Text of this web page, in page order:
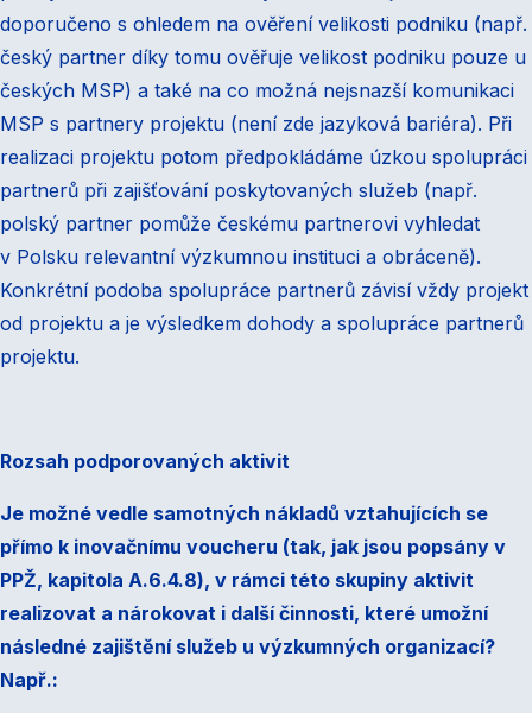
doporučeno s ohledem na ověření velikosti podniku (např.
český partner díky tomu ověřuje velikost podniku pouze u
českých MSP) a také na co možná nejsnazší komunikaci
MSP s partnery projektu (není zde jazyková bariéra). Při
realizaci projektu potom předpokládáme úzkou spolupráci
partnerů při zajišťování poskytovaných služeb (např.
polský partner pomůže českému partnerovi vyhledat
v Polsku relevantní výzkumnou instituci a obráceně).
Konkrétní podoba spolupráce partnerů závisí vždy projekt
od projektu a je výsledkem dohody a spolupráce partnerů
projektu.
Rozsah podporovaných aktivit
Je možné vedle samotných nákladů vztahujících se
přímo k inovačnímu voucheru (tak, jak jsou popsány v
PPŽ, kapitola A.6.4.8), v rámci této skupiny aktivit
realizovat a nárokovat i další činnosti, které umožní
následné zajištění služeb u výzkumných organizací?
Např.: